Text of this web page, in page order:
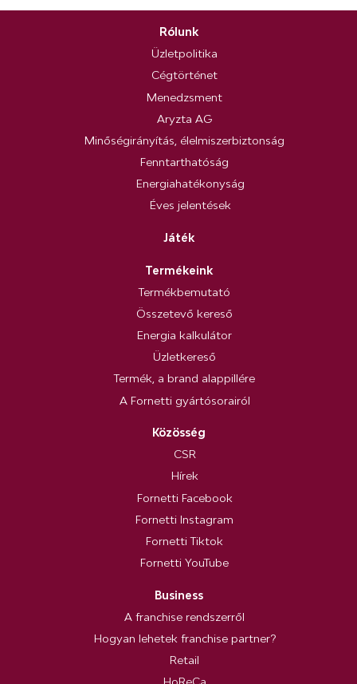
Rólunk
Üzletpolitika
Cégtörténet
Menedzsment
Aryzta AG
Minőségirányítás, élelmiszerbiztonság
Fenntarthatóság
Energiahatékonyság
Éves jelentések
Játék
Termékeink
Termékbemutató
Összetevő kereső
Energia kalkulátor
Üzletkereső
Termék, a brand alappillére
A Fornetti gyártósorairól
Közösség
CSR
Hírek
Fornetti Facebook
Fornetti Instagram
Fornetti Tiktok
Fornetti YouTube
Business
A franchise rendszerről
Hogyan lehetek franchise partner?
Retail